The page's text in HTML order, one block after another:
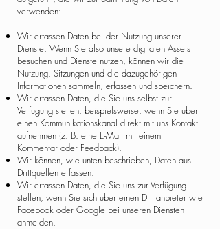
verwenden:
Wir erfassen Daten bei der Nutzung unserer
Dienste. Wenn Sie also unsere digitalen Assets
besuchen und Dienste nutzen, können wir die
Nutzung, Sitzungen und die dazugehörigen
Informationen sammeln, erfassen und speichern.
Wir erfassen Daten, die Sie uns selbst zur
Verfügung stellen, beispielsweise, wenn Sie über
einen Kommunikationskanal direkt mit uns Kontakt
aufnehmen (z. B. eine E-Mail mit einem
Kommentar oder Feedback).
Wir können, wie unten beschrieben, Daten aus
Drittquellen erfassen.
Wir erfassen Daten, die Sie uns zur Verfügung
stellen, wenn Sie sich über einen Drittanbieter wie
Facebook oder Google bei unseren Diensten
anmelden.